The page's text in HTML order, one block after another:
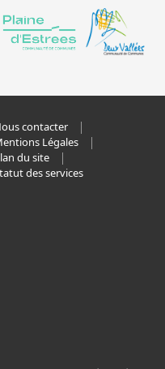
contacter
Légales
du site
des services